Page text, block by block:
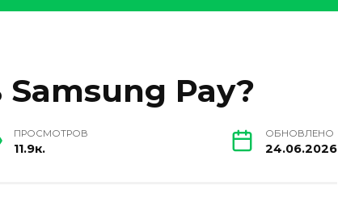
Pay?
ПРОСМОТРОВ
11.9к.
ОБНОВЛЕНО
24.06.2026